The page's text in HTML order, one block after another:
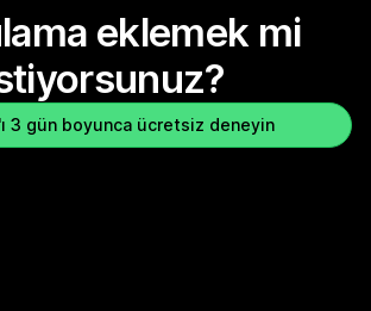
eklemek mi
3 gün boyunca ücretsiz deneyin